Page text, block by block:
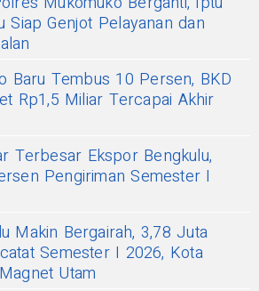
Siap Genjot Pelayanan dan
Baru Tembus 10 Persen, BKD
Rp1,5 Miliar Tercapai Akhir
Terbesar Ekspor Bengkulu,
Pengiriman Semester I
Makin Bergairah, 3,78 Juta
Semester I 2026, Kota
Utam